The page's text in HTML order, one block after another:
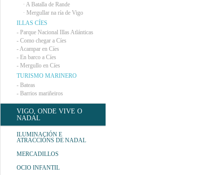
· A Batalla de Rande
· Mergullar na ría de Vigo
ILLAS CÍES
- Parque Nacional Illas Atlánticas
- Como chegar a Cíes
-Acampar en Cíes
- En barco a Cíes
- Mergullo en Cíes
TURISMO MARINERO
- Bateas
- Barrios mariñeiros
VIGO, ONDE VIVE O
NADAL
ILUMINACIÓN E
ATRACCIÓNS DE NADAL
MERCADILLOS
OCIO INFANTIL